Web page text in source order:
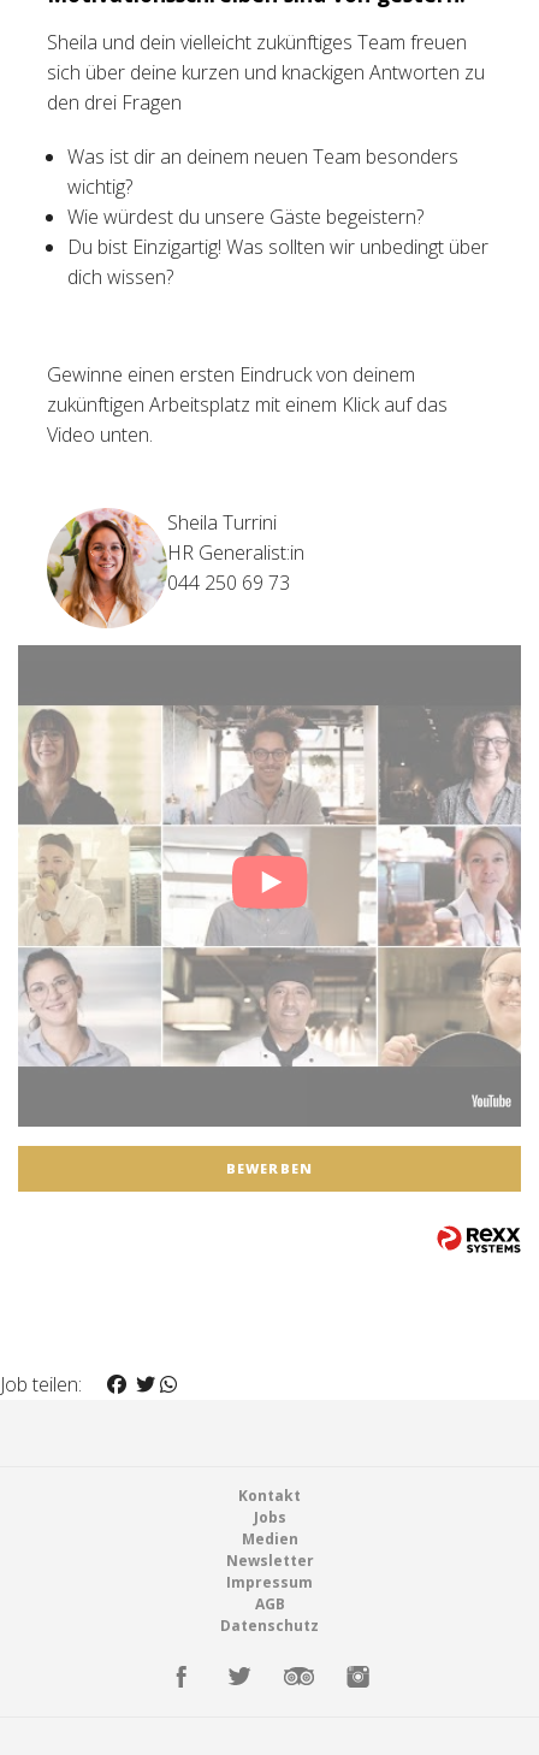
Sheila und dein vielleicht zukünftiges Team freuen
sich über deine kurzen und knackigen Antworten zu
den drei Fragen
Was ist dir an deinem neuen Team besonders
wichtig?
Wie würdest du unsere Gäste begeistern?
Du bist Einzigartig! Was sollten wir unbedingt über
dich wissen?
Gewinne einen ersten Eindruck von deinem
zukünftigen Arbeitsplatz mit einem Klick auf das
Video unten.
Sheila Turrini
HR Generalist:in
044 250 69 73
BEWERBEN
Job teilen:
Kontakt
Jobs
Medien
Newsletter
Impressum
AGB
Datenschutz